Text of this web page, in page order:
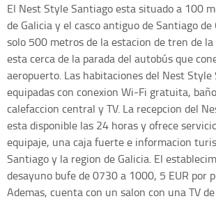
El Nest Style Santiago esta situado a 100
de Galicia y el casco antiguo de Santiago de
solo 500 metros de la estacion de tren de la
esta cerca de la parada del autobús que
aeropuerto. Las habitaciones del Nest Style
equipadas con conexion Wi-Fi gratuita,
calefaccion central y TV. La recepcion del
esta disponible las 24 horas y ofrece
equipaje, una caja fuerte e informacion
Santiago y la region de Galicia. El
desayuno bufe de 0730 a 1000, 5 EUR por
Ademas, cuenta con un salon con una TV